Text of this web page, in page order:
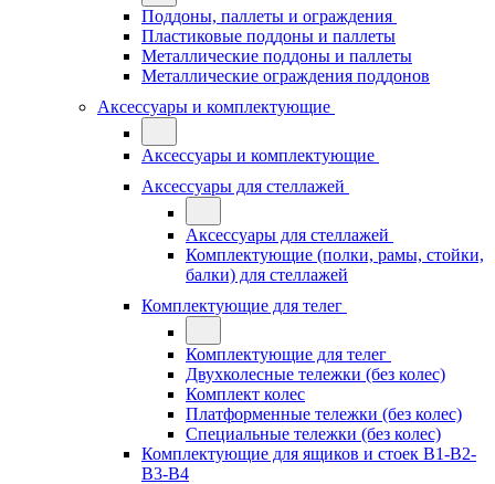
Поддоны, паллеты и ограждения
Пластиковые поддоны и паллеты
Металлические поддоны и паллеты
Металлические ограждения поддонов
Аксессуары и комплектующие
Аксессуары и комплектующие
Аксессуары для стеллажей
Аксессуары для стеллажей
Комплектующие (полки, рамы, стойки,
балки) для стеллажей
Комплектующие для телег
Комплектующие для телег
Двухколесные тележки (без колес)
Комплект колес
Платформенные тележки (без колес)
Специальные тележки (без колес)
Комплектующие для ящиков и стоек В1-В2-
В3-В4